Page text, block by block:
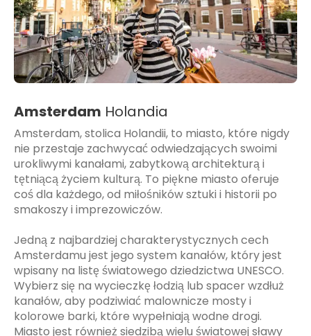
Amsterdam Holandia
Amsterdam, stolica Holandii, to miasto, które nigdy
nie przestaje zachwycać odwiedzających swoimi
urokliwymi kanałami, zabytkową architekturą i
tętniącą życiem kulturą. To piękne miasto oferuje
coś dla każdego, od miłośników sztuki i historii po
smakoszy i imprezowiczów.
Jedną z najbardziej charakterystycznych cech
Amsterdamu jest jego system kanałów, który jest
wpisany na listę światowego dziedzictwa UNESCO.
Wybierz się na wycieczkę łodzią lub spacer wzdłuż
kanałów, aby podziwiać malownicze mosty i
kolorowe barki, które wypełniają wodne drogi.
Miasto jest również siedzibą wielu światowej sławy